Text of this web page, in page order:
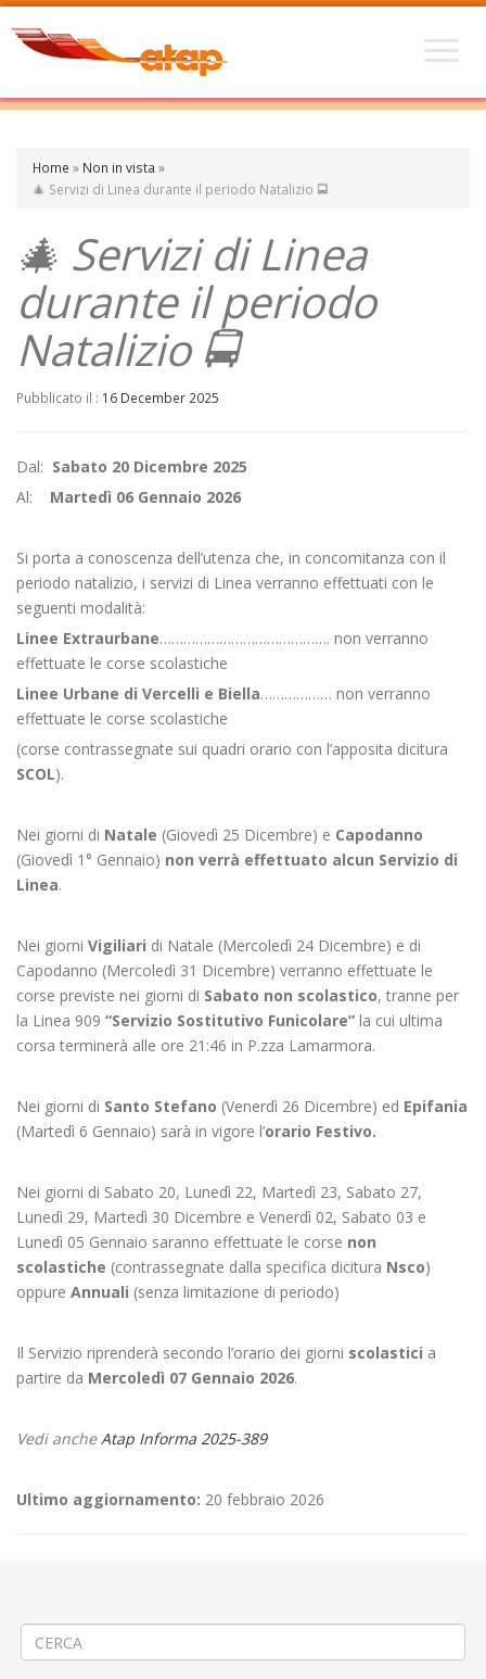
Home » Non in vista »
🎄 Servizi di Linea durante il periodo Natalizio 🚍
🎄 Servizi di Linea
durante il periodo
Natalizio 🚍
Pubblicato il : 16 December 2025
Dal: Sabato 20 Dicembre 2025
Al: Martedì 06 Gennaio 2026
Si porta a conoscenza dell’utenza che, in concomitanza con il
periodo natalizio, i servizi di Linea verranno effettuati con le
seguenti modalità:
Linee Extraurbane……………………………………. non verranno
effettuate le corse scolastiche
Linee Urbane di Vercelli e Biella……………… non verranno
effettuate le corse scolastiche
(corse contrassegnate sui quadri orario con l’apposita dicitura
SCOL).
Nei giorni di Natale (Giovedì 25 Dicembre) e Capodanno
(Giovedì 1° Gennaio) non verrà effettuato alcun Servizio di
Linea.
Nei giorni Vigiliari di Natale (Mercoledì 24 Dicembre) e di
Capodanno (Mercoledì 31 Dicembre) verranno effettuate le
corse previste nei giorni di Sabato non scolastico, tranne per
la Linea 909 “Servizio Sostitutivo Funicolare” la cui ultima
corsa terminerà alle ore 21:46 in P.zza Lamarmora.
Nei giorni di Santo Stefano (Venerdì 26 Dicembre) ed Epifania
(Martedì 6 Gennaio) sarà in vigore l’orario Festivo.
Nei giorni di Sabato 20, Lunedì 22, Martedì 23, Sabato 27,
Lunedì 29, Martedì 30 Dicembre e Venerdì 02, Sabato 03 e
Lunedì 05 Gennaio saranno effettuate le corse non
scolastiche (contrassegnate dalla specifica dicitura Nsco)
oppure Annuali (senza limitazione di periodo)
Il Servizio riprenderà secondo l’orario dei giorni scolastici a
partire da Mercoledì 07 Gennaio 2026.
Vedi ancheAtap Informa 2025-389
Ultimo aggiornamento: 20 febbraio 2026